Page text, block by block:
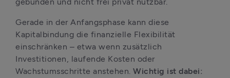
Gerade in der Anfangsphase kann diese
Kapitalbindung die finanzielle Flexibilität
einschränken – etwa wenn zusätzlich
Investitionen, laufende Kosten oder
Wachstumsschritte anstehen. Wichtig ist dabei: